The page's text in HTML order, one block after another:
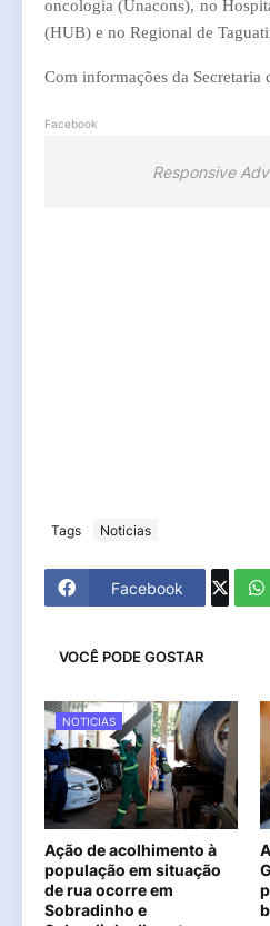
oncologia (Unacons), no
(HUB) e no Regional de
Com informações da Secretaria
Facebook
Responsive
Tags Noticias
Facebook
VOCÊ PODE GOSTAR
NOTICIAS
Ação de acolhimento à
população em situação
de rua ocorre em
Sobradinho e